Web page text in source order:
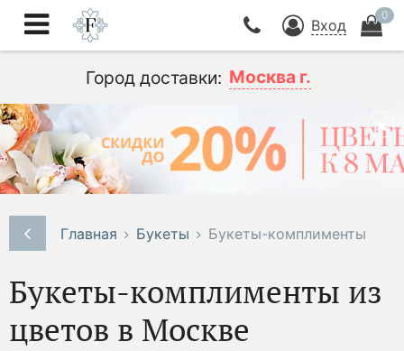
Вход
0
Город доставки: Москва г.
Главная Букеты Букеты-комплименты
Букеты-комплименты из
цветов в Москве